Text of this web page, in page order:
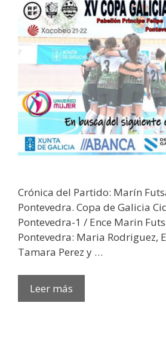
Crónica del Partido: Marín
Pontevedra. Copa de Galicia
Pontevedra-1 / Ence Marin
Pontevedra: Maria Rodriguez,
Tamara Perez y …
Leer más